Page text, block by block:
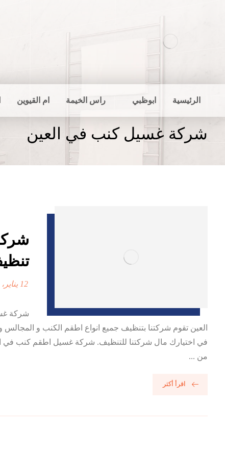
الرئيسية ابوظبي راس الخيمة ام القيوين
شركة غسيل كنب في العين
12 يناير، 2025
العين تقوم شركتنا بتنظيف جميع انواع اطقم الكنب و المجالس
في اختيارك مال شركتنا للتنظيف. شركة غسيل اطقم كنب
من ...
اقرأ أكثر